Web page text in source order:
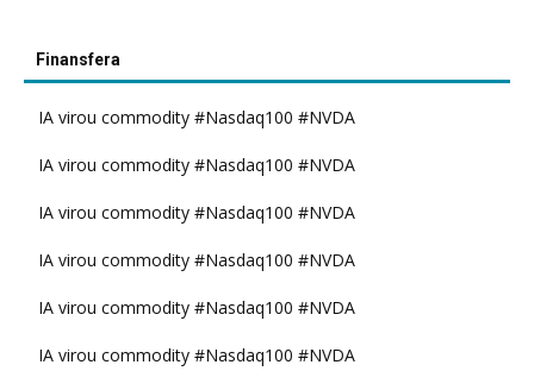
Finansfera
IA virou commodity #Nasdaq100 #NVDA
IA virou commodity #Nasdaq100 #NVDA
IA virou commodity #Nasdaq100 #NVDA
IA virou commodity #Nasdaq100 #NVDA
IA virou commodity #Nasdaq100 #NVDA
IA virou commodity #Nasdaq100 #NVDA